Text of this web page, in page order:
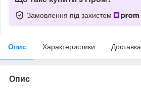
Замовлення під захистом
Опис Характеристики Доставка
Опис